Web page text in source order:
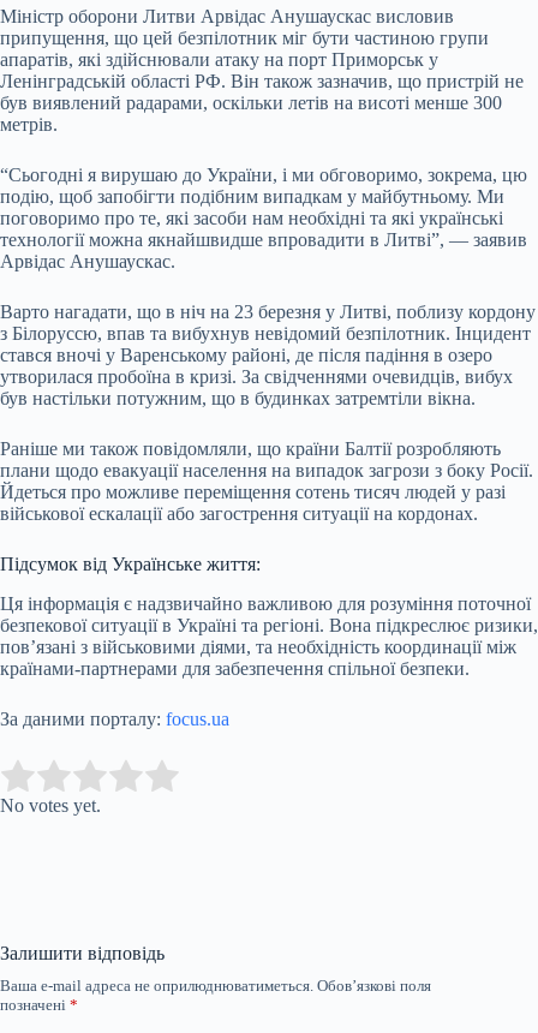
Міністр оборони Литви Арвідас Анушаускас висловив
припущення, що цей безпілотник міг бути частиною групи
апаратів, які здійснювали атаку на порт Приморськ у
Ленінградській області РФ. Він також зазначив, що пристрій не
був виявлений радарами, оскільки летів на висоті менше 300
метрів.
“Сьогодні я вирушаю до України, і ми обговоримо, зокрема, цю
подію, щоб запобігти подібним випадкам у майбутньому. Ми
поговоримо про те, які засоби нам необхідні та які українські
технології можна якнайшвидше впровадити в Литві”, — заявив
Арвідас Анушаускас.
Варто нагадати, що в ніч на 23 березня у Литві, поблизу кордону
з Білоруссю, впав та вибухнув невідомий безпілотник. Інцидент
стався вночі у Варенському районі, де після падіння в озеро
утворилася пробоїна в кризі. За свідченнями очевидців, вибух
був настільки потужним, що в будинках затремтіли вікна.
Раніше ми також повідомляли, що країни Балтії розробляють
плани щодо евакуації населення на випадок загрози з боку Росії.
Йдеться про можливе переміщення сотень тисяч людей у разі
військової ескалації або загострення ситуації на кордонах.
Підсумок від Українське життя:
Ця інформація є надзвичайно важливою для розуміння поточної
безпекової ситуації в Україні та регіоні. Вона підкреслює ризики,
пов’язані з військовими діями, та необхідність координації між
країнами-партнерами для забезпечення спільної безпеки.
За даними порталу: focus.ua
Rate this item:
No votes yet.
Залишити відповідь
Ваша e-mail адреса не оприлюднюватиметься. Обов’язкові поля
позначені *